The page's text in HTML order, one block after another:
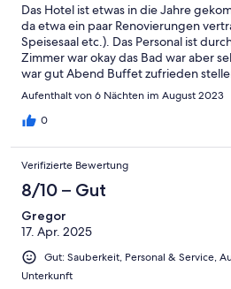
Das Hotel ist etwas in die Jahre
da etwa ein paar Renovierungen
Speisesaal etc.). Das Personal ist
Zimmer war okay das Bad war aber
war gut Abend Buffet zufrieden
Aufenthalt von 6 Nächten im August 2023
0
Verifizierte Bewertung
8/10 – Gut
Gregor
17. Apr. 2025
Gut: Sauberkeit, Personal & Service,
Unterkunft